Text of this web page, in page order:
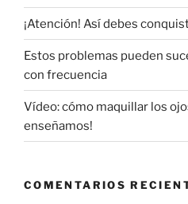
¡Atención! Así debes
Estos problemas pueden
con frecuencia
Vídeo: cómo maquillar los
enseñamos!
COMENTARIOS